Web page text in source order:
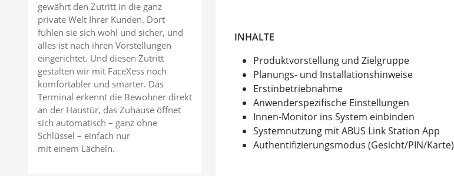
gewährt den Zutritt in die ganz
private Welt Ihrer Kunden. Dort
fühlen sie sich wohl und sicher, und
alles ist nach ihren Vorstellungen
eingerichtet. Und diesen Zutritt
gestalten wir mit FaceXess noch
komfortabler und smarter. Das
Terminal erkennt die Bewohner direkt
an der Haustür, das Zuhause öffnet
sich automatisch – ganz ohne
Schlüssel – einfach nur
mit einem Lächeln.
INHALTE
Produktvorstellung und Zielgruppe
Planungs- und Installationshinweise
Erstinbetriebnahme
Anwenderspezifische Einstellungen
Innen-Monitor ins System einbinden
Systemnutzung mit ABUS Link Station App
Authentifizierungsmodus (Gesicht/PIN/Karte)